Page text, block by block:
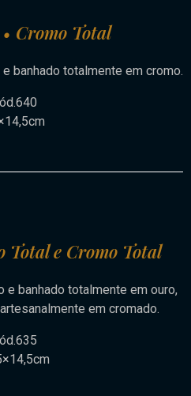
Cromo Total
banhado totalmente em cromo.
Total e Cromo Total
e banhado totalmente em ouro,
em cromado.